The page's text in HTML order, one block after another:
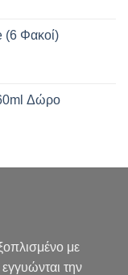
(6 Φακοί)
Δώρο
με
την